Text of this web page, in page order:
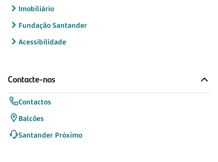
Imobiliário
Fundação Santander
Acessibilidade
Contacte-nos
Contactos
Balcões
Santander Próximo